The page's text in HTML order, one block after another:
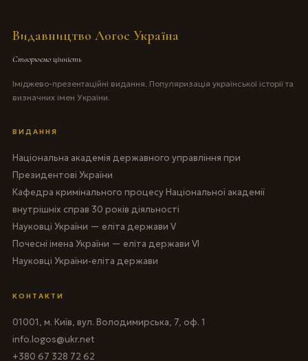
Видавництво Логос Україна
Створюємо цінність
Іміджево-презентаційні видання. Популяризація української історії та
визначних імен України.
ВИДАННЯ
Національна академія державного управління при
Президентові України
Кафедра кримінального процесу Національної академії
внутрішніх справ 30 років діяльності
Науковці України — еліта держави V
Почесні імена України — еліта держави VI
Науковці України-еліта держави
КОНТАКТИ
01001, м. Київ, вул. Володимирська, 7, оф. 1
info.logos@ukr.net
+380 67 328 72 62